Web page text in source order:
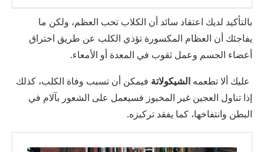
بالتأكيد لديك اعتقاد سائد أن الكلاب تحب العظم، ولكن ما
يفاجئك أن العظام المكسورة تؤذي الكلب عن طريق اختراق
أعضاء الجسم وعمل ثقوب في المعدة أو الأمعاء.
عليك ألا تطعمه الشيكولاتة فيمكن أن تسبب وفاة الكلب، كذلك
إذا تناول العجين غير المخبوز فسيعمل على الشعور بآلام في
البطن وانتفاخها، كما يفقد تركيزه.